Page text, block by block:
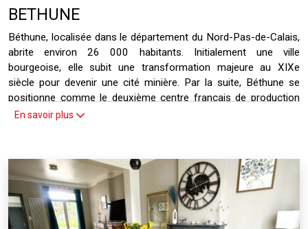
BETHUNE
Béthune, localisée dans le département du Nord-Pas-de-Calais,
abrite environ 26 000 habitants. Initialement une ville
bourgeoise, elle subit une transformation majeure au XIXe
siècle pour devenir une cité minière. Par la suite, Béthune se
positionne comme le deuxième centre français de production
de pneumatiques après Clermont-Ferrand. La ville est
de son beffroi érigé en 1388, classé monument historique et
inscrit au patrimoine mondial de l'UNESCO. D'autres édifices
notables tels que la tour Saint-Ignace et l'église Saint-Vaast
contribuent à la richesse culturelle de la commune.
En savoir plus